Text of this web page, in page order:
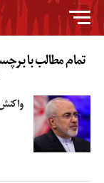
تمام مطالب با